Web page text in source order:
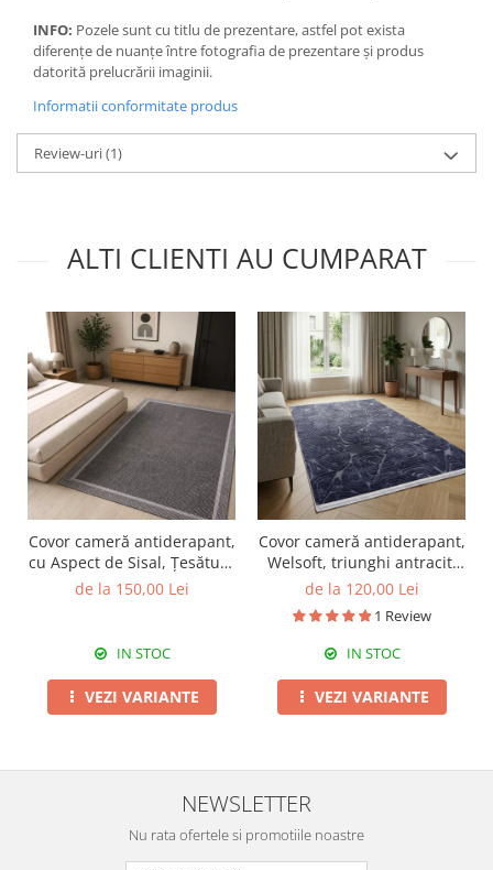
INFO: Pozele sunt cu titlu de prezentare, astfel pot exista
diferențe de nuanțe între fotografia de prezentare și produs
datorită prelucrării imaginii.
Informatii conformitate produs
Review-uri(1)
ALTI CLIENTI AU CUMPARAT
Covor cameră antiderapant,
cu Aspect de Sisal, Țesătură
plată, Gri Închis, diverse
de la 150,00 Lei
IN STOC
VEZI VARIANTE
Covor cameră antiderapant,
Welsoft, triunghi antracit,
120x180 cm
de la 120,00 Lei
1 Review
IN STOC
VEZI VARIANTE
NEWSLETTER
Nu rata ofertele si promotiile noastre